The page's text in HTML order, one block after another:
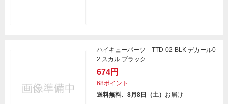
ハイキューパーツ TTD-02-BLK デカール0
2 スカル ブラック
674円
68ポイント
送料無料、8月8日（土） お届け